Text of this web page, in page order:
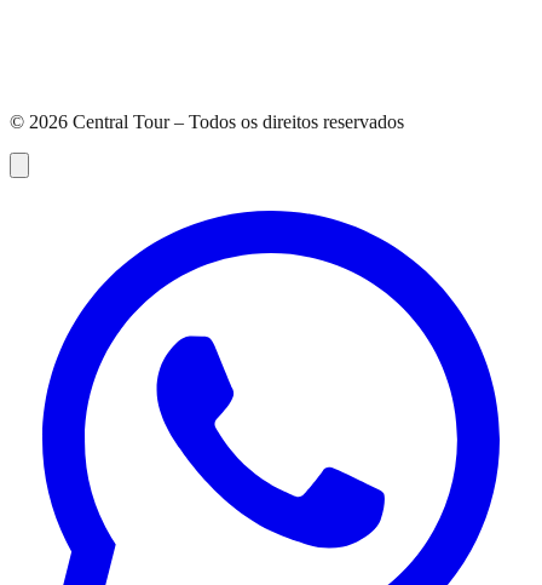
© 2026 Central Tour – Todos os direitos reservados